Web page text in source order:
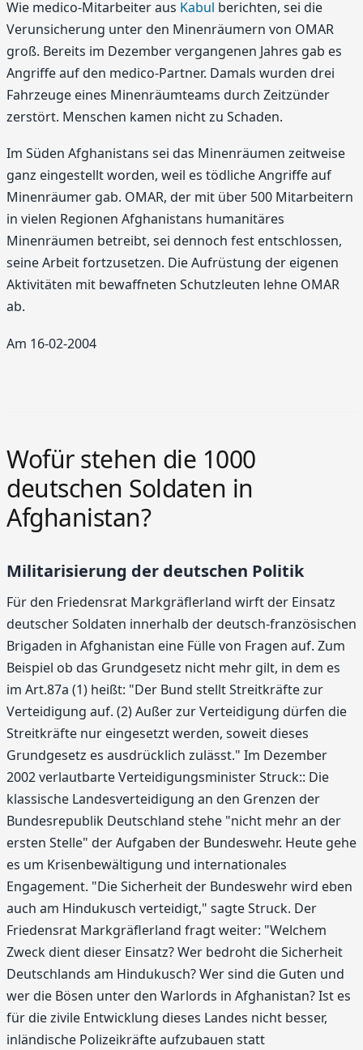
Wie medico-Mitarbeiter aus Kabul berichten, sei die
Verunsicherung unter den Minenräumern von OMAR
groß. Bereits im Dezember vergangenen Jahres gab es
Angriffe auf den medico-Partner. Damals wurden drei
Fahrzeuge eines Minenräumteams durch Zeitzünder
zerstört. Menschen kamen nicht zu Schaden.
Im Süden Afghanistans sei das Minenräumen zeitweise
ganz eingestellt worden, weil es tödliche Angriffe auf
Minenräumer gab. OMAR, der mit über 500 Mitarbeitern
in vielen Regionen Afghanistans humanitäres
Minenräumen betreibt, sei dennoch fest entschlossen,
seine Arbeit fortzusetzen. Die Aufrüstung der eigenen
Aktivitäten mit bewaffneten Schutzleuten lehne OMAR
ab.
Am 16-02-2004
Wofür stehen die 1000
deutschen Soldaten in
Afghanistan?
Militarisierung der deutschen Politik
Für den Friedensrat Markgräflerland wirft der Einsatz
deutscher Soldaten innerhalb der deutsch-französischen
Brigaden in Afghanistan eine Fülle von Fragen auf. Zum
Beispiel ob das Grundgesetz nicht mehr gilt, in dem es
im Art.87a (1) heißt: "Der Bund stellt Streitkräfte zur
Verteidigung auf. (2) Außer zur Verteidigung dürfen die
Streitkräfte nur eingesetzt werden, soweit dieses
Grundgesetz es ausdrücklich zulässt." Im Dezember
2002 verlautbarte Verteidigungsminister Struck:: Die
klassische Landesverteidigung an den Grenzen der
Bundesrepublik Deutschland stehe "nicht mehr an der
ersten Stelle" der Aufgaben der Bundeswehr. Heute gehe
es um Krisenbewältigung und internationales
Engagement. "Die Sicherheit der Bundeswehr wird eben
auch am Hindukusch verteidigt," sagte Struck. Der
Friedensrat Markgräflerland fragt weiter: "Welchem
Zweck dient dieser Einsatz? Wer bedroht die Sicherheit
Deutschlands am Hindukusch? Wer sind die Guten und
wer die Bösen unter den Warlords in Afghanistan? Ist es
für die zivile Entwicklung dieses Landes nicht besser,
inländische Polizeikräfte aufzubauen statt